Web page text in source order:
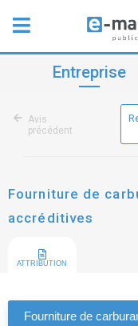
Entreprise
Avis
précédent
Fourniture de
accréditives
ATTRIBUTION
Fourniture de